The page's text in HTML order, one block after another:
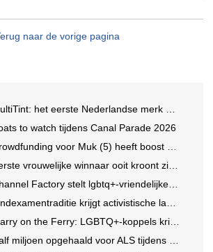
naar de vorige pagina
het eerste Nederlandse merk voor inclusieve wond- en sportverzorging
to watch tijdens Canal Parade 2026
voor Muk (5) heeft boost gekregen door BN'ers
vrouwelijke winnaar ooit kroont zich tot beste grunter van Nederland
Factory stelt lgbtq+-vriendelijke inclusion list beschikbaar
krijgt activistische lading tegen menstruatiearmoede
Ferry: LGBTQ+-koppels krijgen de kans om hun huwelijksgeloften te hernieuwen op een wel heel bijzondere locatie
opgehaald voor ALS tijdens eerste Rotterdamse TriALSon